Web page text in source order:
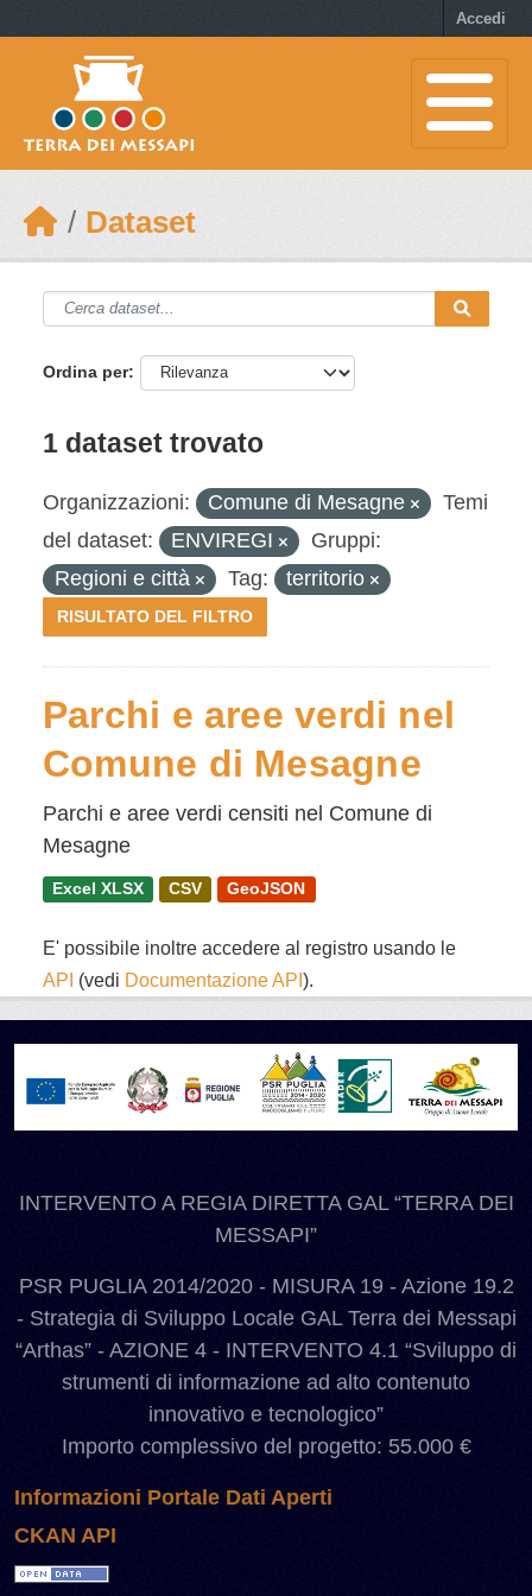
Accedi
Dataset
Ordina per
1 dataset trovato
Organizzazioni: Comune di Mesagne
Temi
del dataset:
ENVIREGI
Gruppi:
Regioni e città
Tag: territorio
RISULTATO DEL FILTRO
Parchi e aree verdi nel
Comune di Mesagne
Parchi e aree verdi censiti nel Comune di
Mesagne
Excel XLSX CSV GeoJSON
E' possibile inoltre accedere al registro usando le
API (vedi Documentazione API ).
INTERVENTO A REGIA DIRETTA GAL “TERRA DEI
MESSAPI”
PSR PUGLIA 2014/2020 - MISURA 19 - Azione 19.2
- Strategia di Sviluppo Locale GAL Terra dei Messapi
“Arthas” - AZIONE 4 - INTERVENTO 4.1 “Sviluppo di
strumenti di informazione ad alto contenuto
innovativo e tecnologico”
Importo complessivo del progetto: 55.000 €
Informazioni Portale Dati Aperti
CKAN API